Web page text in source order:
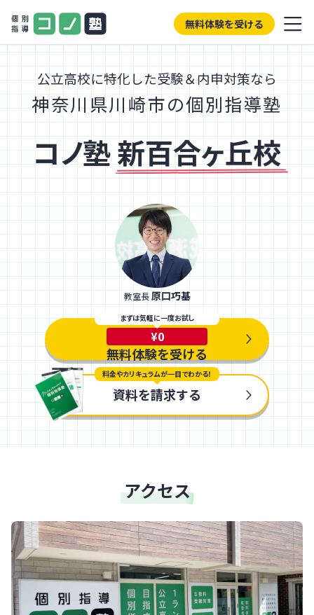
無料体験を受ける
神奈川県川崎市の個別指導塾
コノ塾新百合ヶ丘校
公立高校に特化した受験＆内申対策なら
まずは気軽に一度お試し
¥0
無料体験を受ける
料金やカリキュラムが一目でわかる！
資料を請求する
教室長原口巧基
アクセス